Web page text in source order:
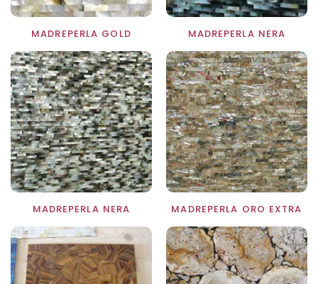
MADREPERLA GOLD MADREPERLA NERA
MADREPERLA NERA MADREPERLA ORO EXTRA